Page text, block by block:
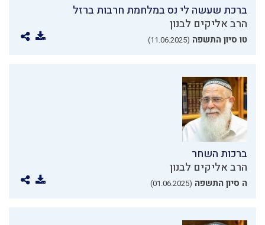
ברכת שעשה לי נס במלחמת חרבות ברזל
הרב אליקים לבנון
טו סיון התשפה (11.06.2025)
ברכות השחר
הרב אליקים לבנון
ה סיון התשפה (01.06.2025)